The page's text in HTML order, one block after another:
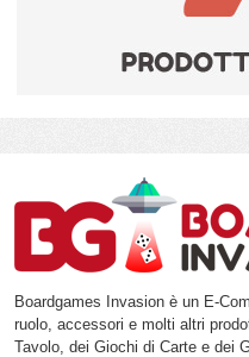
Boardgames Invasion è un E-
ruolo, accessori e molti altri
Tavolo, dei Giochi di Carte e dei